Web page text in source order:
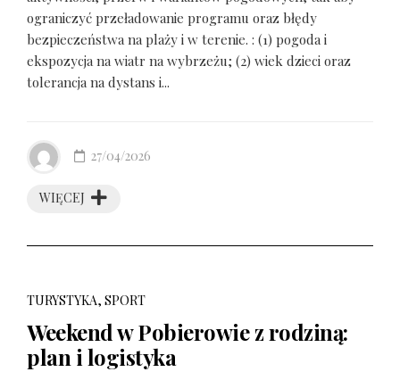
ograniczyć przeładowanie programu oraz błędy
bezpieczeństwa na plaży i w terenie. : (1) pogoda i
ekspozycja na wiatr na wybrzeżu; (2) wiek dzieci oraz
tolerancja na dystans i...
WIĘCEJ
27/04/2026
TURYSTYKA, SPORT
Weekend w Pobierowie z rodziną:
plan i logistyka